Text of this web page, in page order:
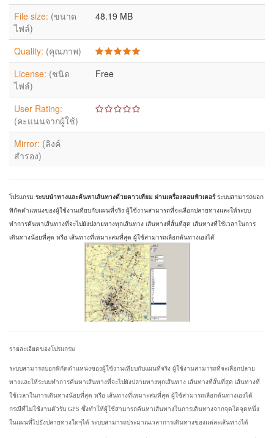
File size: (ขนาด
ไฟล์)
48.19 MB
Quality: (คุณภาพ)
License: (ชนิด
ไฟล์)
Free
User Rating:
(คะแนนจากผู้ใช้)
Mirror: (ลิงค์
สำรอง)
โปรแกรม ระบบนำทางและค้นหาเส้นทางด้วยดาวเทียม ผ่านเครื่องคอมพิวเตอร์ระบบสามารถบอก
พิกัดตำแหน่งของผู้ใช้งานเทียบกับแผนที่จริง ผู้ใช้งานสามารถที่จะเลือกปลายทางและให้ระบบ
ทำการค้นหาเส้นทางที่จะไปยังปลายทางทุกเส้นทาง เส้นทางที่สั้นที่สุด เส้นทางที่ใช้เวลาในการ
เดินทางน้อยที่สุด หรือ เส้นทางที่เหมาะสมที่สุด ผู้ใช้สามารถเลือกต้นทางเองได้
รายละเอียดของโปรแกรม
ระบบสามารถบอกพิกัดตำแหน่งของผู้ใช้งานเทียบกับแผนที่จริง ผู้ใช้งานสามารถที่จะเลือกปลาย
ทางและให้ระบบทำการค้นหาเส้นทางที่จะไปยังปลายทางทุกเส้นทาง เส้นทางที่สั้นที่สุด เส้นทางที่
ใช้เวลาในการเดินทางน้อยที่สุด หรือ เส้นทางที่เหมาะสมที่สุด ผู้ใช้สามารถเลือกต้นทางเองได้
กรณีที่ไม่ใช้งานตัวรับ GPS ซึ่งทำให้ผู้ใช้สามารถค้นหาเส้นทางในการเดินทางจากจุดใดจุดหนึ่ง
ในแผนที่ไปยังปลายทางใดๆได้ ระบบสามารถประมาณเวลาการเดินทางของแต่ละเส้นทางได้